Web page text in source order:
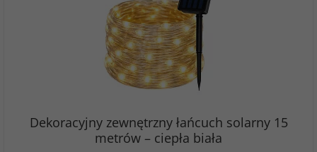
Dekoracyjny zewnętrzny łańcuch solarny 15
metrów – ciepła biała